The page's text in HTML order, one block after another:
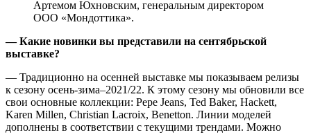
Артемом Юхновским, генеральным директором
ООО «Мондоттика».
— Какие новинки вы представили на сентябрьской
выставке?
— Традиционно на осенней выставке мы показываем релизы
к сезону осень-зима–2021/22. К этому сезону мы обновили все
свои основные коллекции: Pepe Jeans, Ted Baker, Hackett,
Karen Millen, Christian Lacroix, Benetton. Линии моделей
дополнены в соответствии с текущими трендами. Можно